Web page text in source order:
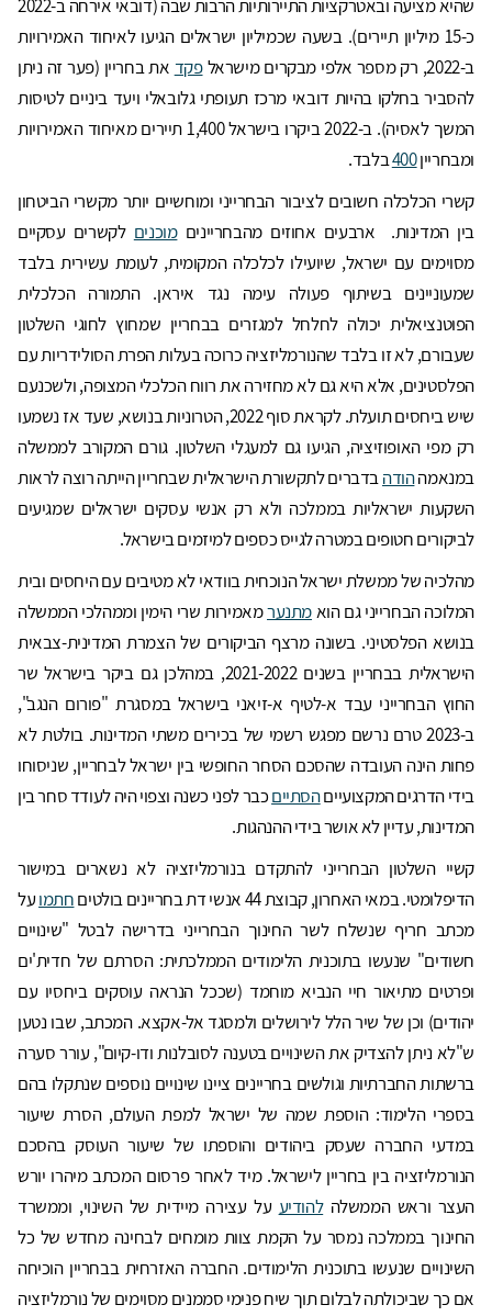
שהיא מציעה ובאטרקציות התיירותיות הרבות שבה (דובאי אירחה ב-2022
כ-15 מיליון תיירים). בשעה שכמיליון ישראלים הגיעו לאיחוד האמירויות
ב-2022, רק מספר אלפי מבקרים מישראל
פקד את בחריין (פער זה ניתן
להסביר בחלקו בהיות דובאי מרכז תעופתי גלובאלי ויעד ביניים לטיסות
המשך לאסיה). ב-2022 ביקרו בישראל 1,400 תיירים מאיחוד האמירויות
ומבחריין400בלבד.
קשרי הכלכלה חשובים לציבור הבחרייני ומוחשיים יותר מקשרי הביטחון
בין המדינות. ארבעים אחוזים מהבחרייניםמוכנים לקשרים עסקיים
מסוימים עם ישראל, שיועילו לכלכלה המקומית, לעומת עשירית בלבד
שמעוניינים בשיתוף פעולה עימה נגד איראן. התמורה הכלכלית
הפוטנציאלית יכולה לחלחל למגזרים בבחריין שמחוץ לחוגי השלטון
שעבורם, לא זו בלבד שהנורמליזציה כרוכה בעלות הפרת הסולידריות עם
הפלסטינים, אלא היא גם לא מחזירה את רווח הכלכלי המצופה, ולשכנעם
שיש ביחסים תועלת. לקראת סוף 2022, הטרוניות בנושא, שעד אז נשמעו
רק מפי האופוזיציה, הגיעו גם למעגלי השלטון. גורם המקורב לממשלה
במנאמההודהבדברים לתקשורת הישראלית שבחריין הייתה רוצה לראות
השקעות ישראליות בממלכה ולא רק אנשי עסקים ישראלים שמגיעים
לביקורים חטופים במטרה לגייס כספים למיזמים בישראל.
מהלכיה של ממשלת ישראל הנוכחית בוודאי לא מטיבים עם היחסים ובית
המלוכה הבחרייני גם הואמתנערמאמירות שרי הימין וממהלכי הממשלה
בנושא הפלסטיני. בשונה מרצף הביקורים של הצמרת המדינית-צבאית
הישראלית בבחריין בשנים 2021-2022, במהלכן גם ביקר בישראל שר
החוץ הבחרייני עבד א-לטיף א-זיאני בישראל במסגרת "פורום הנגב",
ב-2023 טרם נרשם מפגש רשמי של בכירים משתי המדינות. בולטת לא
פחות הינה העובדה שהסכם הסחר החופשי בין ישראל לבחריין, שניסוחו
בידי הדרגים המקצועייםהסתייםכבר לפני כשנה וצפוי היה לעודד סחר בין
המדינות, עדיין לא אושר בידי ההנהגות.
קשיי השלטון הבחרייני להתקדם בנורמליזציה לא נשארים במישור
הדיפלומטי. במאי האחרון, קבוצת 44 אנשי דת בחריינים בולטים
חתמועל
מכתב חריף שנשלח לשר החינוך הבחרייני בדרישה לבטל "שינויים
חשודים" שנעשו בתוכנית הלימודים הממלכתית: הסרתם של חדית'ים
ופרטים מתיאור חיי הנביא מוחמד (שככל הנראה עוסקים ביחסיו עם
יהודים) וכן של שיר הלל לירושלים ולמסגד אל-אקצא. המכתב, שבו נטען
ש"לא ניתן להצדיק את השינויים בטענה לסובלנות ודו-קיום", עורר סערה
ברשתות החברתיות וגולשים בחריינים ציינו שינויים נוספים שנתקלו בהם
בספרי הלימוד: הוספת שמה של ישראל למפת העולם, הסרת שיעור
במדעי החברה שעסק ביהודים והוספתו של שיעור העוסק בהסכם
הנורמליזציה בין בחריין לישראל. מיד לאחר פרסום המכתב מיהרו יורש
העצר וראש הממשלהלהודיע על עצירה מיידית של השינוי, וממשרד
החינוך בממלכה נמסר על הקמת צוות מומחים לבחינה מחדש של כל
השינויים שנעשו בתוכנית הלימודים. החברה האזרחית בבחריין הוכיחה
אם כך שביכולתה לבלום תוך שיח פנימי סממנים מסוימים של נורמליזציה